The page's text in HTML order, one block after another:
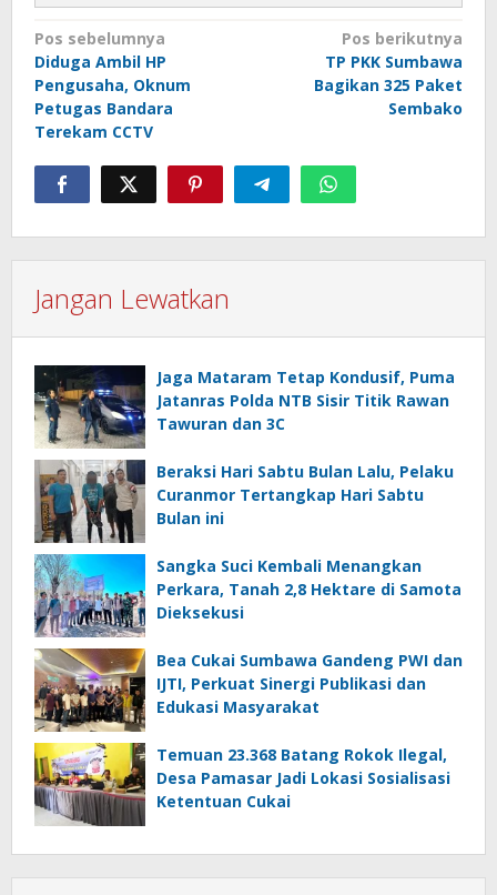
Navigasi
pos
Pos sebelumnya
Diduga Ambil HP
Pengusaha, Oknum
Petugas Bandara
Terekam CCTV
Pos berikutnya
TP PKK Sumbawa
Bagikan 325 Paket
Sembako
Jangan Lewatkan
Jaga Mataram Tetap Kondusif, Puma
Jatanras Polda NTB Sisir Titik Rawan
Tawuran dan 3C
Beraksi Hari Sabtu Bulan Lalu, Pelaku
Curanmor Tertangkap Hari Sabtu
Bulan ini
Sangka Suci Kembali Menangkan
Perkara, Tanah 2,8 Hektare di Samota
Dieksekusi
Bea Cukai Sumbawa Gandeng PWI dan
IJTI, Perkuat Sinergi Publikasi dan
Edukasi Masyarakat
Temuan 23.368 Batang Rokok Ilegal,
Desa Pamasar Jadi Lokasi Sosialisasi
Ketentuan Cukai